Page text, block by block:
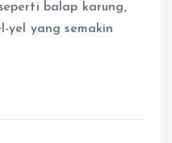
balap karung,
yel yang semakin